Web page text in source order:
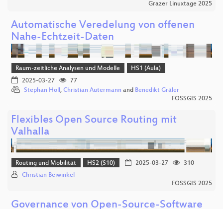
Grazer Linuxtage 2025
Automatische Veredelung von offenen
Nahe-Echtzeit-Daten
Raum-zeitliche Analysen und Modelle
HS1 (Aula)
2025-03-27
77
Stephan Holl, Christian Autermann and Benedikt Gräler
FOSSGIS 2025
Flexibles Open Source Routing mit
Valhalla
Routing und Mobilität HS2 (S10) 2025-03-27
310
Christian Beiwinkel
FOSSGIS 2025
Governance von Open-Source-Software